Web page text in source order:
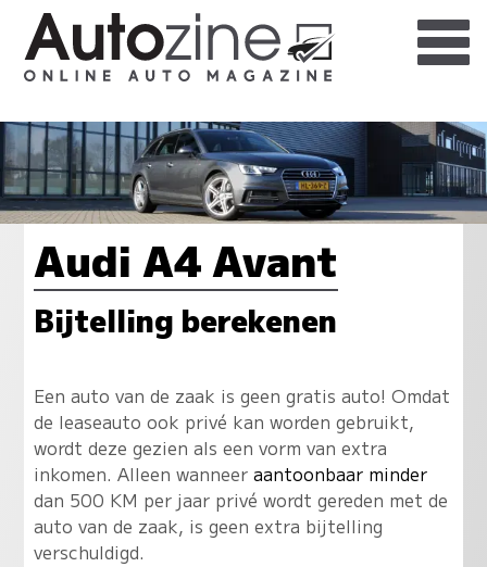
Audi A4 Avant
Bijtelling berekenen
Een auto van de zaak is geen gratis auto! Omdat
de leaseauto ook privé kan worden gebruikt,
wordt deze gezien als een vorm van extra
inkomen. Alleen wanneer aantoonbaar minder
dan 500 KM per jaar privé wordt gereden met de
auto van de zaak, is geen extra bijtelling
verschuldigd.